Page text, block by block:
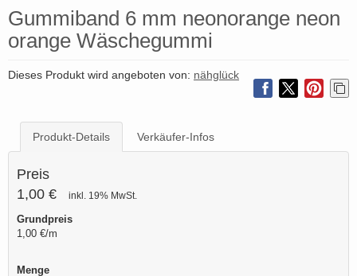
Gummiband 6 mm neonorange neon
orange Wäschegummi
Dieses Produkt wird angeboten von: nähglück
Produkt-Details Verkäufer-Infos
Preis
1,00 €
inkl. 19% MwSt.
Grundpreis
1,00 €/m
Menge